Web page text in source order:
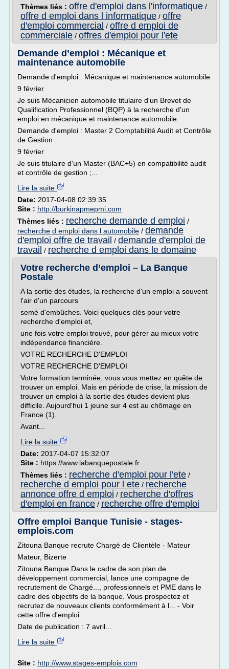
Thèmes liés : offre d'emploi dans l'informatique /
offre d emploi dans l informatique / offre
d'emploi commercial / offre d emploi de
commerciale / offres d'emploi pour l'ete
Demande d’emploi : Mécanique et
maintenance automobile
Demande d'emploi : Mécanique et maintenance automobile
9 février
Je suis Mécanicien automobile titulaire d'un Brevet de
Qualification Professionnel (BQP) à la recherche d'un
emploi en mécanique et maintenance automobile
Demande d'emploi : Master 2 Comptabilité Audit et Contrôle
de Gestion
9 février
Je suis titulaire d'un Master (BAC+5) en compatibilité audit
et contrôle de gestion ;...
Lire la suite
Date: 2017-04-08 02:39:35
Site : http://burkinapmepmi.com
Thèmes liés : recherche demande d emploi /
recherche d emploi dans l automobile / demande
d'emploi offre de travail / demande d'emploi de
travail / recherche d emploi dans le domaine
Votre recherche d’emploi – La Banque
Postale
A la sortie des études, la recherche d'un emploi a souvent
l'air d'un parcours
semé d'embûches. Voici quelques clés pour votre
recherche d'emploi et,
une fois votre emploi trouvé, pour gérer au mieux votre
indépendance financière.
VOTRE RECHERCHE D'EMPLOI
VOTRE RECHERCHE D'EMPLOI
Votre formation terminée, vous vous mettez en quête de
trouver un emploi. Mais en période de crise, la mission de
trouver un emploi à la sortie des études devient plus
difficile. Aujourd'hui 1 jeune sur 4 est au chômage en
France (1).
Avant...
Lire la suite
Date: 2017-04-07 15:32:07
Site : https://www.labanquepostale.fr
Thèmes liés : recherche d'emploi pour l'ete /
recherche d emploi pour l ete / recherche
annonce offre d emploi / recherche d'offres
d'emploi en france / recherche offre d'emploi
Offre emploi Banque Tunisie - stages-
emplois.com
Zitouna Banque recrute Chargé de Clientèle - Mateur
Mateur, Bizerte
Zitouna Banque Dans le cadre de son plan de
développement commercial, lance une compagne de
recrutement de Chargé..., professionnels et PME dans le
cadre des objectifs de la banque. Vous prospectez et
recrutez de nouveaux clients conformément à l... - Voir
cette offre d'emploi
Date de publication : 7 avril...
Lire la suite
Site : http://www.stages-emplois.com